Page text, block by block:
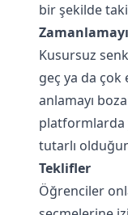
bir şekilde
Kusursuz
geç ya da çok
anlamayı
platformlarda
tutarlı
Teklifler
Öğrenciler